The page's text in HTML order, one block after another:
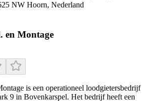
NW Hoorn, Nederland
en Montage
is een operationeel loodgietersbedrijf
9 in Bovenkarspel. Het bedrijf heeft een